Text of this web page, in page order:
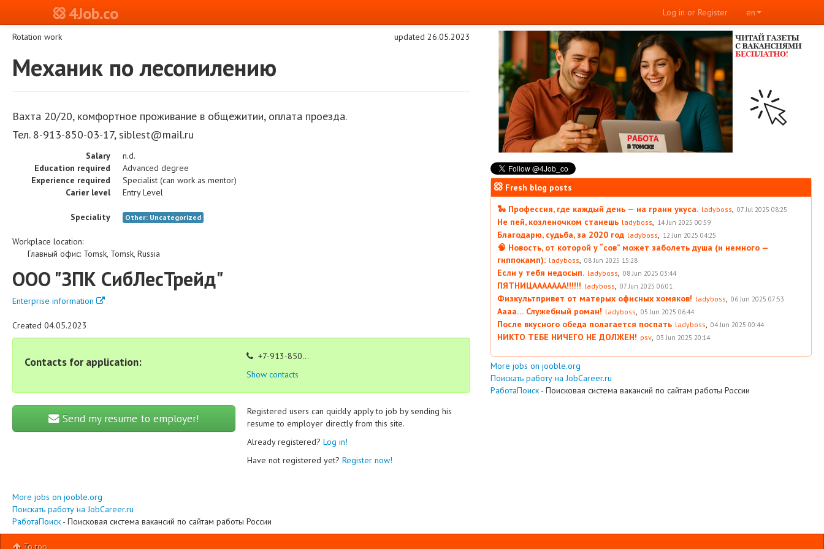
4Job.co en
Log in or Register
Rotation work updated 26.05.2023
Механик по лесопилению
Вахта 20/20, комфортное проживание в общежитии, оплата проезда.
Тел. 8-913-850-03-17, siblest@mail.ru
Salary
n.d.
Education required
Advanced degree
Experience required
Specialist (can work as mentor)
Carier level
Entry Level
Speciality Other: Uncategorized
Workplace location:
Главный офис: Tomsk, Tomsk, Russia
ООО "ЗПК СибЛесТрейд"
Enterprise information
Created 04.05.2023
Contacts for application:
+7-913-850...
Show contacts
Send my resume to employer!
Registered users can quickly apply to job by sending his
resume to employer directly from this site.
Already registered? Log in!
Have not registered yet? Register now!
More jobs on jooble.org
Поискать работу на JobCareer.ru
РаботаПоиск - Поисковая система вакансий по сайтам работы России
Fresh blog posts
🐍 Профессия, где каждый день — на грани укуса. ladyboss, 07 Jul 2025 08:25
Не пей, козленочком станешь ladyboss, 14 Jun 2025 00:59
Благодарю, судьба, за 2020 год ladyboss, 12 Jun 2025 04:25
🧠 Новость, от которой у “сов” может заболеть душа (и немного —
гиппокамп): ladyboss, 08 Jun 2025 15:28
Если у тебя недосып. ladyboss, 08 Jun 2025 03:44
ПЯТНИЦААААААА!!!!!! ladyboss, 07 Jun 2025 06:01
Физкультпривет от матерых офисных хомяков! ladyboss, 06 Jun 2025 07:53
Аааа… Служебный роман! ladyboss, 05 Jun 2025 06:44
После вкусного обеда полагается поспать ladyboss, 04 Jun 2025 00:44
НИКТО ТЕБЕ НИЧЕГО НЕ ДОЛЖЕН! psv, 03 Jun 2025 20:14
More jobs on jooble.org
Поискать работу на JobCareer.ru
РаботаПоиск - Поисковая система вакансий по сайтам работы России
To top